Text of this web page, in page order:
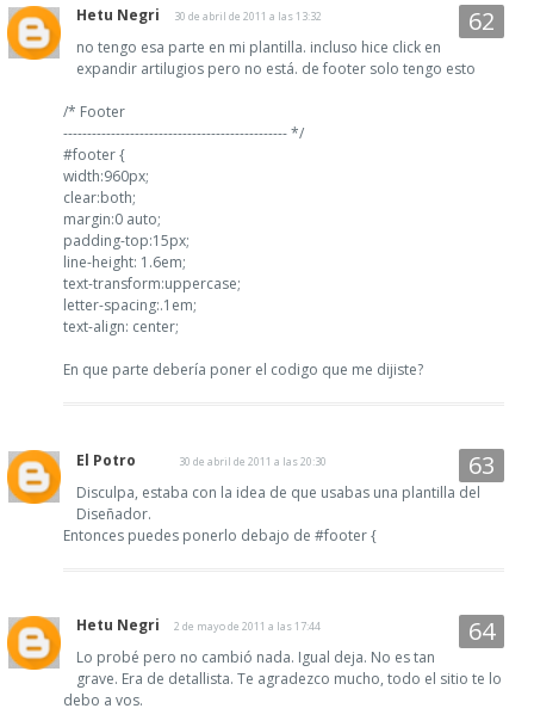
Hetu Negri 30 de abril de 2011 a las 13:32
no tengo esa parte en mi plantilla. incluso hice click en
expandir artilugios pero no está. de footer solo tengo esto
/* Footer
----------------------------------------------- */
#footer {
width:960px;
clear:both;
margin:0 auto;
padding-top:15px;
line-height: 1.6em;
text-transform:uppercase;
letter-spacing:.1em;
text-align: center;
En que parte debería poner el codigo que me dijiste?
El Potro 30 de abril de 2011 a las 20:30
Disculpa, estaba con la idea de que usabas una plantilla del
Diseñador.
Entonces puedes ponerlo debajo de #footer {
Hetu Negri 2 de mayo de 2011 a las 17:44
Lo probé pero no cambió nada. Igual deja. No es tan
grave. Era de detallista. Te agradezco mucho, todo el sitio te lo
debo a vos.